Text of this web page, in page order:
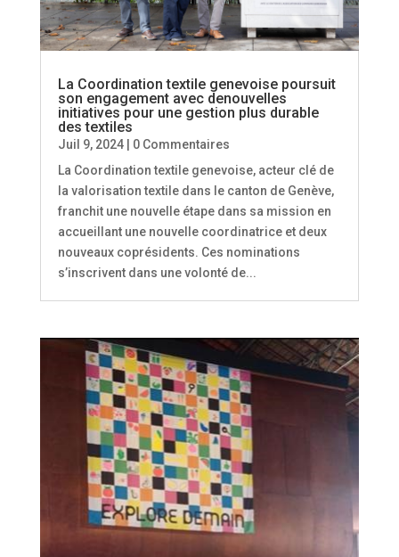
La Coordination textile genevoise poursuit
son engagement avec denouvelles
initiatives pour une gestion plus durable
des textiles
Juil 9, 2024| 0 Commentaires
La Coordination textile genevoise, acteur clé de
la valorisation textile dans le canton de Genève,
franchit une nouvelle étape dans sa mission en
accueillant une nouvelle coordinatrice et deux
nouveaux coprésidents. Ces nominations
s’inscrivent dans une volonté de...